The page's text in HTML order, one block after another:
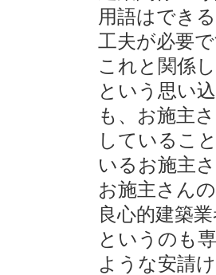
用語はでき
工夫が必要
これと関係
という思い
も、お施主
しているこ
いるお施主
お施主さん
良心的建築
というのも
ような安請